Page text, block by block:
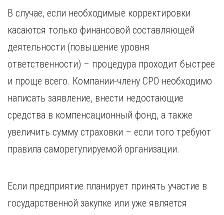
В случае, если необходимые корректировки
касаются только финансовой составляющей
деятельности (повышение уровня
ответственности) – процедура проходит быстрее
и проще всего. Компании-члену СРО необходимо
написать заявление, внести недостающие
средства в компенсационный фонд, а также
увеличить сумму страховки – если того требуют
правила саморегулируемой организации.
Если предприятие планирует принять участие в
государственной закупке или уже является